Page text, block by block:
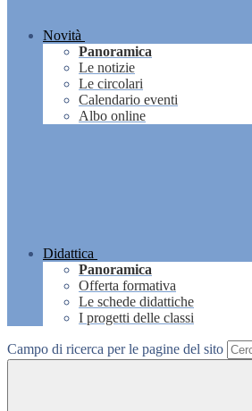
Novità
Panoramica
Le notizie
Le circolari
Calendario eventi
Albo online
Didattica
Panoramica
Offerta formativa
Le schede didattiche
I progetti delle classi
Campo di ricerca per le pagine del sito